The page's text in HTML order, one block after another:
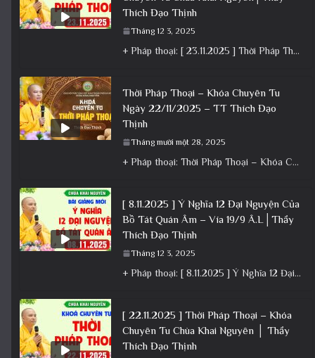
Thích Đạo Thịnh
Tháng 12 3, 2025
+ Pháp thoại: [ 23.11.2025 ] Thời Pháp Thoại – Khóa Chuyên Tu Chùa Khai Nguyên│Thầy Thích Đạo Thịnh +
Thời Pháp Thoại – Khóa Chuyên Tu
Ngày 22/11/2025 – TT Thích Đạo
Thịnh
Tháng mười một 28, 2025
+ Pháp thoại: Thời Pháp Thoại – Khóa Chuyên Tu Ngày 22/11/2025 – TT Thích Đạo Thịnh + Album: Pháp
[ 8.11.2025 ] Ý Nghĩa 12 Đại Nguyện Của
Bồ Tát Quán Âm – Vía 19/9 Â.L│Thầy
Thích Đạo Thịnh
Tháng 12 3, 2025
+ Pháp thoại: [ 8.11.2025 ] Ý Nghĩa 12 Đại Nguyện Của Bồ Tát Quán Âm – Vía 19/9 Â.L│Thầy
[ 22.11.2025 ] Thời Pháp Thoại – Khóa
Chuyên Tu Chùa Khai Nguyên │ Thầy
Thích Đạo Thịnh